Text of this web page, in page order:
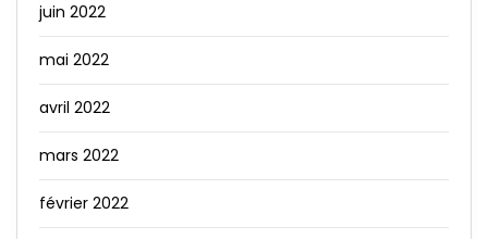
juin 2022
mai 2022
avril 2022
mars 2022
février 2022